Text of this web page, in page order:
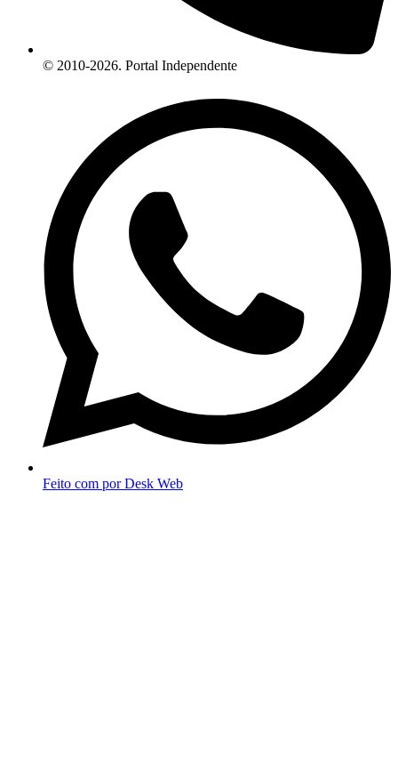
© 2010-2026. Portal Independente
Feito com por Desk Web